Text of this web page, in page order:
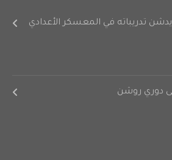
تحت 21 عامًا يدشن تدريباته في المعسكر الأعدادي
دوري روشن